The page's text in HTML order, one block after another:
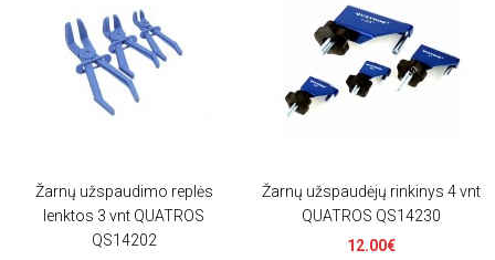
Žarnų užspaudimo replės
lenktos 3 vnt QUATROS
QS14202
Žarnų užspaudėjų rinkinys 4 vnt
QUATROS QS14230
12.00€